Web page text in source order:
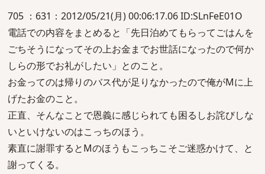
705 ：631：2012/05/21(月) 00:06:17.06 ID:SLnFeE01O
電話での内容をまとめると「先日泊めてもらってごはんを
ごちそうになってその上お金までお世話になったので何か
しらの形でお礼がしたい」とのこと。
お金ってのは帰りのバス代が足りなかったので俺がMに上
げたお金のこと。
正直、そんなことで恩義に感じられても困るしお詫びしな
いといけないのはこっちのほう。
素直に謝罪するとMのほうもこっちこそご迷惑かけて、と
謝ってくる。